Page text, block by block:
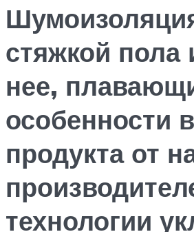
стяжкой пола
нее,
особенности
продукта от
технологии